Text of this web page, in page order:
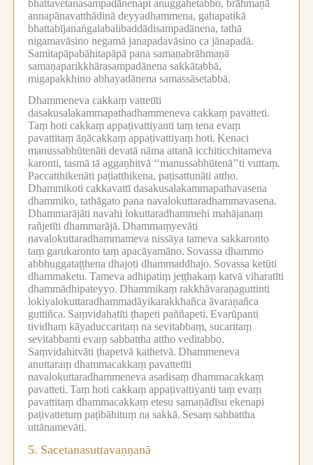
bhattavetanasampadānenapi anuggahetabbo, brāhmaṇā
annapānavatthādinā deyyadhammena, gahapatikā
bhattabījanaṅgalabalibaddādisampadānena, tathā
nigamavāsino negamā janapadavāsino ca jānapadā.
Samitapāpabāhitapāpā pana samaṇabrāhmaṇā
samaṇaparikkhārasampadānena sakkātabbā,
migapakkhino abhayadānena samassāsetabbā.
Dhammeneva cakkaṃ vattetīti
dasakusalakammapathadhammeneva cakkaṃ pavatteti.
Taṃ hoti cakkaṃ appaṭivattiyanti taṃ tena evaṃ
pavattitaṃ āṇācakkaṃ appaṭivattiyaṃ hoti. Kenaci
manussabhūtenāti devatā nāma attanā icchiticchitameva
karonti, tasmā tā aggaṇhitvā ‘‘manussabhūtenā’’ti vuttaṃ.
Paccatthikenāti paṭiatthikena, paṭisattunāti attho.
Dhammikoti cakkavattī dasakusalakammapathavasena
dhammiko, tathāgato pana navalokuttaradhammavasena.
Dhammarājāti navahi lokuttaradhammehi mahājanaṃ
rañjetīti dhammarājā. Dhammaṃyevāti
navalokuttaradhammameva nissāya tameva sakkaronto
taṃ garukaronto taṃ apacāyamāno. Sovassa dhammo
abbhuggataṭṭhena dhajoti dhammaddhajo. Sovassa ketūti
dhammaketu. Tameva adhipatiṃ jeṭṭhakaṃ katvā viharatīti
dhammādhipateyyo. Dhammikaṃ rakkhāvaraṇaguttinti
lokiyalokuttaradhammadāyikarakkhañca āvaraṇañca
guttiñca. Saṃvidahatīti ṭhapeti paññapeti. Evarūpanti
tividhaṃ kāyaduccaritaṃ na sevitabbaṃ, sucaritaṃ
sevitabbanti evaṃ sabbattha attho veditabbo.
Saṃvidahitvāti ṭhapetvā kathetvā. Dhammeneva
anuttaraṃ dhammacakkaṃ pavattetīti
navalokuttaradhammeneva asadisaṃ dhammacakkaṃ
pavatteti. Taṃ hoti cakkaṃ appaṭivattiyanti taṃ evaṃ
pavattitaṃ dhammacakkaṃ etesu samaṇādīsu ekenapi
paṭivattetuṃ paṭibāhituṃ na sakkā. Sesaṃ sabbattha
uttānamevāti.
5. Sacetanasuttavaṇṇanā